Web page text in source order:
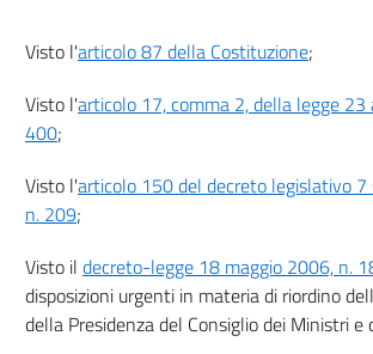
Allegato A
Allegato A
Visto l'articolo 87 della Costituzione;
Visto l'articolo 17, comma 2, della legge
400;
Visto l'articolo 150 del decreto legislativo
n. 209;
Visto il decreto-legge 18 maggio 2006, n.
disposizioni urgenti in materia di riordino
della Presidenza del Consiglio dei Ministri e